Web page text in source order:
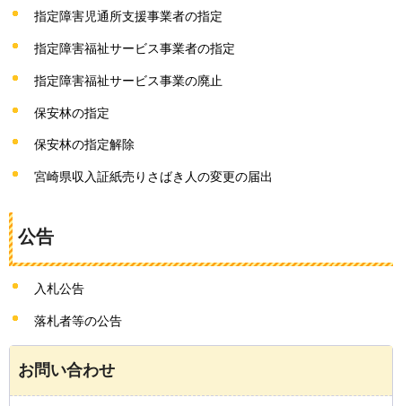
指定障害児通所支援事業者の指定
指定障害福祉サービス事業者の指定
指定障害福祉サービス事業の廃止
保安林の指定
保安林の指定解除
宮崎県収入証紙売りさばき人の変更の届出
公告
入札公告
落札者等の公告
お問い合わせ